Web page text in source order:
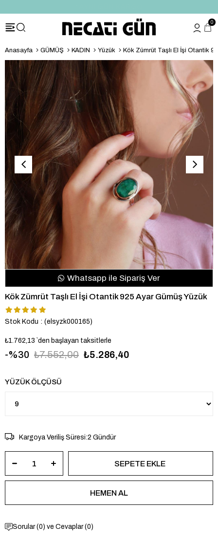
0
Anasayfa GÜMÜŞ KADIN Yüzük Kök Zümrüt Taşlı El İşi Otantik
Whatsapp ile Sipariş Ver
Kök Zümrüt Taşlı El İşi Otantik 925 Ayar Gümüş Yüzük
Stok Kodu (elsyzk000165)
₺1.762,13 `den başlayan taksitlerle
30 ₺7.552,00 ₺5.286,40
YÜZÜK ÖLÇÜSÜ
Kargoya Veriliş Süresi:2 Gündür
Sorular (0) ve Cevaplar (0)